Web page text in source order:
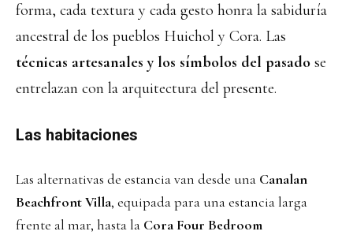
forma, cada textura y cada gesto honra la sabiduría
ancestral de los pueblos Huichol y Cora. Las
técnicas artesanales y los símbolos del pasado se
entrelazan con la arquitectura del presente.
Las habitaciones
Las alternativas de estancia van desde una Canalan
Beachfront Villa, equipada para una estancia larga
frente al mar, hasta la Cora Four Bedroom